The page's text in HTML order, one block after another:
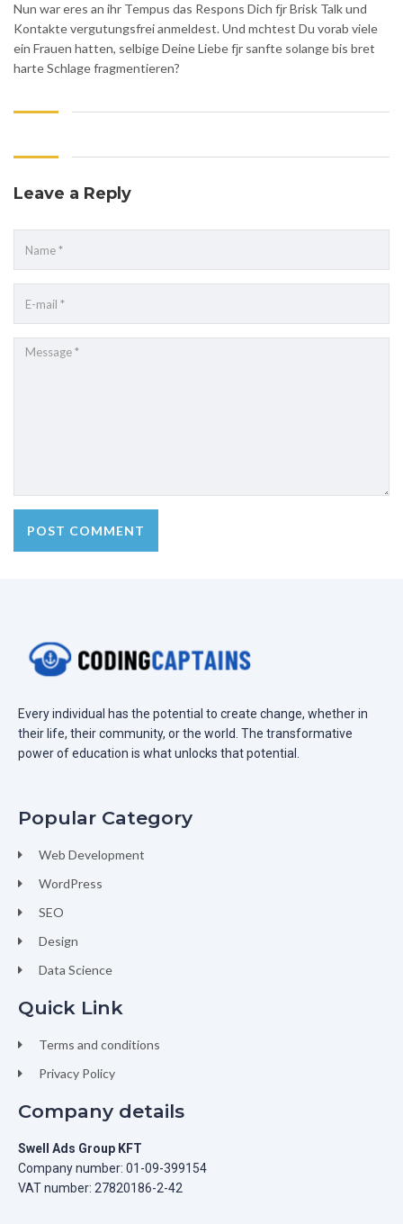
Nun war eres an ihr Tempus das Respons Dich fјr Brisk Talk und
Kontakte vergutungsfrei anmeldest. Und mchtest Du vorab viele
ein Frauen hatten, selbige Deine Liebe fјr sanfte solange bis bret
harte Schlage fragmentieren?
Leave a Reply
Every individual has the potential to create change, whether in
their life, their community, or the world. The transformative
power of education is what unlocks that potential.
Popular Category
Web Development
WordPress
SEO
Design
Data Science
Quick Link
Terms and conditions
Privacy Policy
Company details
Swell Ads Group KFT
Company number: 01-09-399154
VAT number: 27820186-2-42